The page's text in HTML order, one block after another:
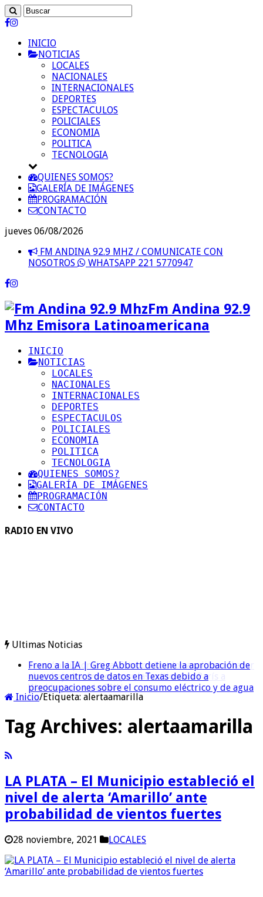
INICIO
NOTICIAS
LOCALES
NACIONALES
INTERNACIONALES
DEPORTES
ESPECTACULOS
POLICIALES
ECONOMIA
POLITICA
TECNOLOGIA
QUIENES SOMOS?
GALERÍA DE IMÁGENES
PROGRAMACIÓN
CONTACTO
jueves 06/08/2026
FM ANDINA 92.9 MHZ / COMUNICATE CON
NOSOTROS
WHATSAPP 221 5770947
Fm Andina 92.9
Mhz Emisora Latinoamericana
INICIO
NOTICIAS
LOCALES
NACIONALES
INTERNACIONALES
DEPORTES
ESPECTACULOS
POLICIALES
ECONOMIA
POLITICA
TECNOLOGIA
QUIENES SOMOS?
GALERÍA DE IMÁGENES
PROGRAMACIÓN
CONTACTO
RADIO EN VIVO
Ultimas Noticias
Freno a la IA | Greg Abbott detiene la aprobación de
nuevos centros de datos en Texas debido a
preocupaciones sobre el consumo eléctrico y de agua
Inicio/Etiqueta: alertaamarilla
Tag Archives: alertaamarilla
LA PLATA – El Municipio estableció el
nivel de alerta ‘Amarillo’ ante
probabilidad de vientos fuertes
28 noviembre, 2021 LOCALES